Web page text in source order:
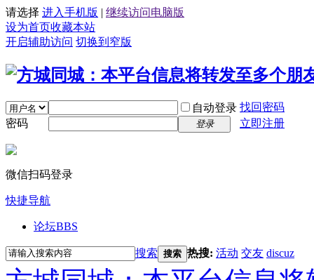
请选择 进入手机版 | 继续访问电脑版
设为首页收藏本站
开启辅助访问 切换到窄版
自动登录 找回密码
密码
登录 立即注册
微信扫码登录
快捷导航
论坛BBS
搜索 搜索 热搜: 活动 交友 discuz